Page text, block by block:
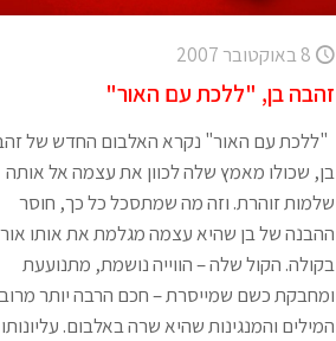
8 באוקטובר 2007
זהבה בן, "ללכת עם האור"
"ללכת עם האור" נקרא האלבום החדש של
בן, שכולו מאמץ שלה לכוון את עצמה אל אותה
שלמות זוהרת. וזה מה שמתסכל כל כך, חוסר
ההבנה של בן שהיא עצמה מגלמת את אותו
בקולה. הקול שלה – הווייה נושמת, מתנועעת
ומחבקת כשם שמייסרת – חכם הרבה יותר מרוב
המילים והמנגינות שהיא שרה באלבום. עליונותו